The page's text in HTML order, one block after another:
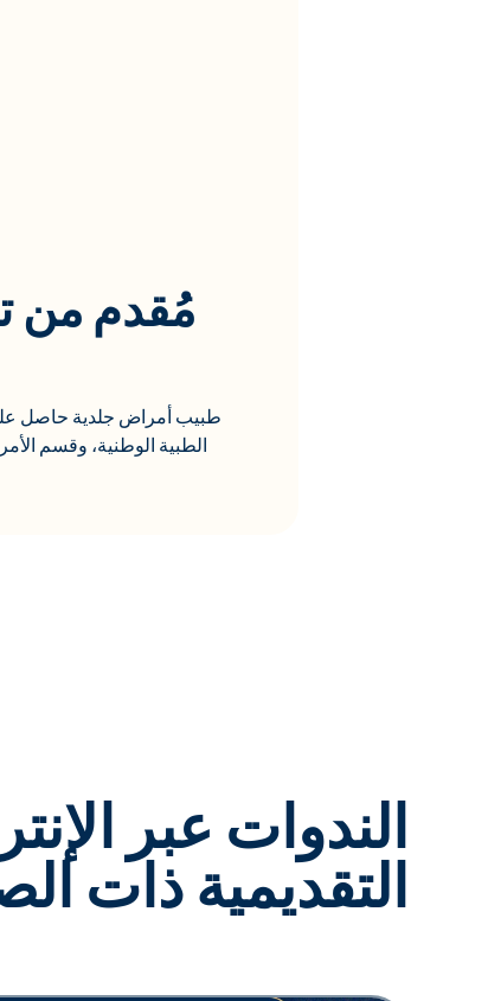
مُقدم من
طبيب أمراض جلدية حاصل
الطبية الوطنية، وقسم
الندوات عبر
التقديمية ذات